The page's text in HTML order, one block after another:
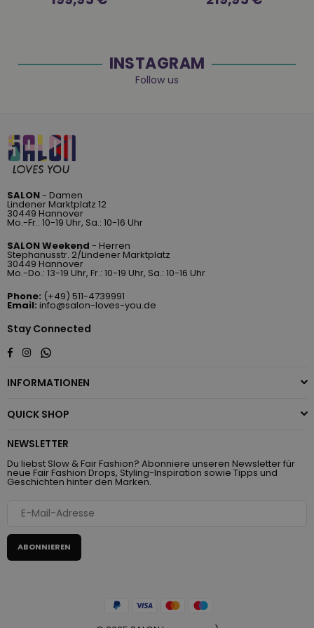
Preis Preis
INSTAGRAM
Follow us
SALON- Damen
Lindener Marktplatz 12
30449 Hannover
Mo.-Fr.: 10-19 Uhr, Sa.: 10-16 Uhr
SALON Weekend - Herren
Stephanusstr. 2/Lindener Marktplatz
30449 Hannover
Mo.-Do.: 13-19 Uhr, Fr.: 10-19 Uhr, Sa.: 10-16 Uhr
Phone: (+49) 511-4739991
Email: info@salon-loves-you.de
Stay Connected
Facebook
InstagramWhatsapp
INFORMATIONEN
QUICK SHOP
NEWSLETTER
Du liebst Slow & Fair Fashion? Abonniere unseren Newsletter für
neue Fair Fashion Drops, Styling-Inspiration sowie Tipps und
Geschichten hinter den Marken.
ABONNIEREN